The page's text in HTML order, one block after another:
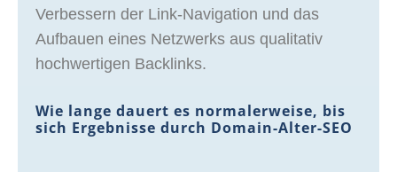
Verbessern der Link-Navigation und das
Aufbauen eines Netzwerks aus qualitativ
hochwertigen Backlinks.
Wie lange dauert es normalerweise, bis
sich Ergebnisse durch Domain-Alter-SEO